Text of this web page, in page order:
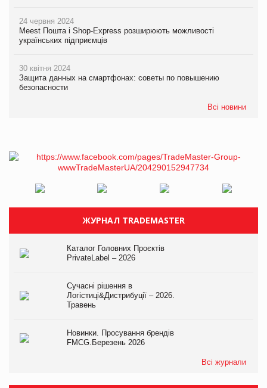
24 червня 2024
Meest Пошта і Shop-Express розширюють можливості
українських підприємців
30 квітня 2024
Защита данных на смартфонах: советы по повышению
безопасности
Всі новини
ЖУРНАЛ TRADEMASTER
Каталог Головних Проєктів
PrivateLabel – 2026
Сучасні рішення в
Логістиці&Дистрибуції – 2026.
Травень
Новинки. Просування брендів
FMCG.Березень 2026
Всі журнали